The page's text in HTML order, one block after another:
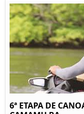
6ª ETAPA DE